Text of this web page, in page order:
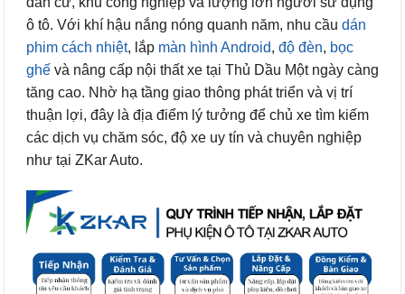
ô tô. Với khí hậu nắng nóng quanh năm, nhu cầu dán
phim cách nhiệt, lắp màn hình Android, độ đèn, bọc
ghế và nâng cấp nội thất xe tại Thủ Dầu Một ngày càng
tăng cao. Nhờ hạ tầng giao thông phát triển và vị trí
thuận lợi, đây là địa điểm lý tưởng để chủ xe tìm kiếm
các dịch vụ chăm sóc, độ xe uy tín và chuyên nghiệp
như tại ZKar Auto.